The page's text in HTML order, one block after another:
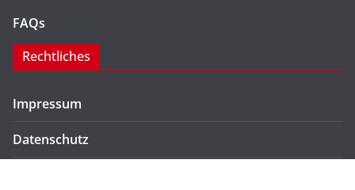
FAQs
Rechtliches
Impressum
Datenschutz